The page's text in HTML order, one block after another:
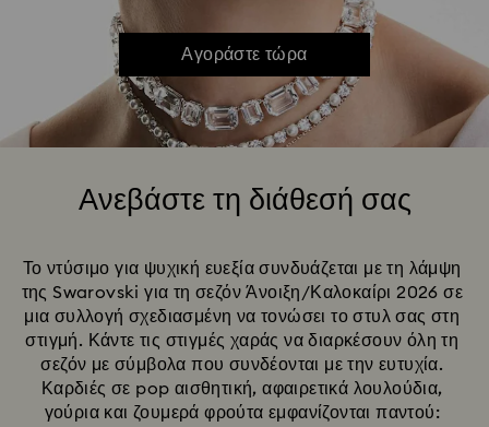
Αγοράστε τώρα
Ανεβάστε τη διάθεσή σας
Το ντύσιμο για ψυχική ευεξία συνδυάζεται με τη λάμψη
της Swarovski για τη σεζόν Άνοιξη/Καλοκαίρι 2026 σε
μια συλλογή σχεδιασμένη να τονώσει το στυλ σας στη
στιγμή. Κάντε τις στιγμές χαράς να διαρκέσουν όλη τη
σεζόν με σύμβολα που συνδέονται με την ευτυχία.
Καρδιές σε pop αισθητική, αφαιρετικά λουλούδια,
γούρια και ζουμερά φρούτα εμφανίζονται παντού: